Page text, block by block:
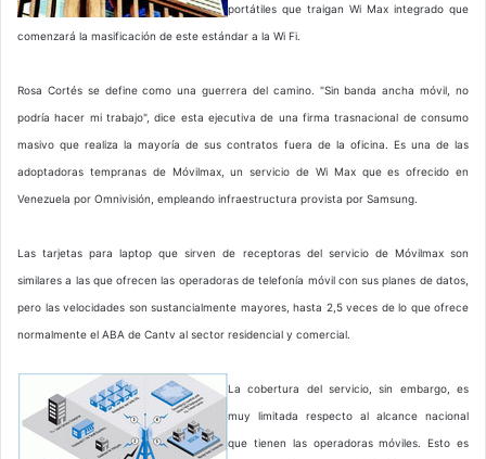
portátiles que traigan Wi Max integrado que
comenzará la masificación de este estándar a la Wi Fi.
Rosa Cortés se define como una guerrera del camino. "Sin banda ancha móvil, no
podría hacer mi trabajo", dice esta ejecutiva de una firma trasnacional de consumo
masivo que realiza la mayoría de sus contratos fuera de la oficina. Es una de las
adoptadoras tempranas de Móvilmax, un servicio de Wi Max que es ofrecido en
Venezuela por Omnivisión, empleando infraestructura provista por Samsung.
Las tarjetas para laptop que sirven de receptoras del servicio de Móvilmax son
similares a las que ofrecen las operadoras de telefonía móvil con sus planes de datos,
pero las velocidades son sustancialmente mayores, hasta 2,5 veces de lo que ofrece
normalmente el ABA de Cantv al sector residencial y comercial.
La cobertura del servicio, sin embargo, es
muy limitada respecto al alcance nacional
que tienen las operadoras móviles. Esto es